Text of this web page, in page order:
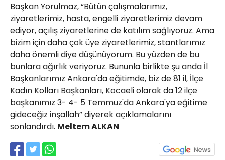
Başkan Yorulmaz, “Bütün çalışmalarımız,
ziyaretlerimiz, hasta, engelli ziyaretlerimiz devam
ediyor, açılış ziyaretlerine de katılım sağlıyoruz. Ama
bizim için daha çok üye ziyaretlerimiz, stantlarımız
daha önemli diye düşünüyorum. Bu yüzden de bu
bunlara ağırlık veriyoruz. Bununla birlikte şu anda İl
Başkanlarımız Ankara'da eğitimde, biz de 81 il, İlçe
Kadın Kolları Başkanları, Kocaeli olarak da 12 ilçe
başkanımız 3- 4- 5 Temmuz'da Ankara'ya eğitime
gideceğiz inşallah” diyerek açıklamalarını
sonlandırdı. Meltem ALKAN